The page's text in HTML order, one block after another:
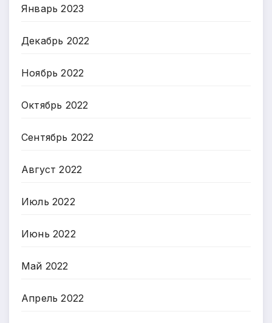
Январь 2023
Декабрь 2022
Ноябрь 2022
Октябрь 2022
Сентябрь 2022
Август 2022
Июль 2022
Июнь 2022
Май 2022
Апрель 2022